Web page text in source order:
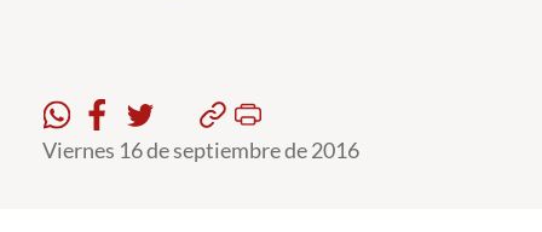
Formación Continua
Viernes 16 de septiembre de 2016